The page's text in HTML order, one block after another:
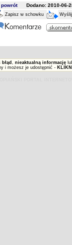
powrótDodano: 2010-06-
Zapisz w schowku
błąd , nieaktualną informację
i możesz je udostępnić -